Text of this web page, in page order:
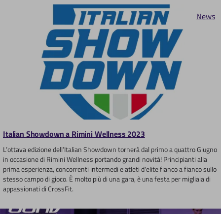
News
Italian Showdown a Rimini Wellness 2023
L’ottava edizione dell’Italian Showdown tornerà dal primo a quattro Giugno
in occasione di Rimini Wellness portando grandi novità! Principianti alla
prima esperienza, concorrenti intermedi e atleti d'elite fianco a fianco sullo
stesso campo di gioco. È molto più di una gara, è una festa per migliaia di
appassionati di CrossFit.